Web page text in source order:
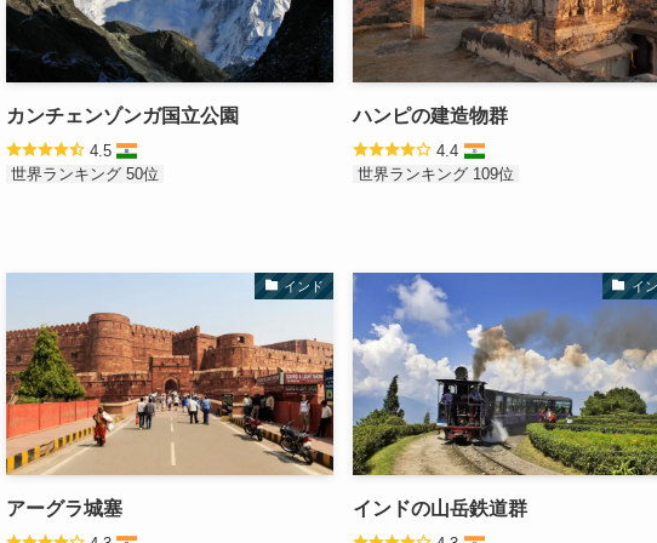
カンチェンゾンガ国立公園
4.5
世界ランキング 50位
ハンピの建造物群
4.4
世界ランキング 109位
インド
アーグラ城塞
イ
インドの山岳鉄道群